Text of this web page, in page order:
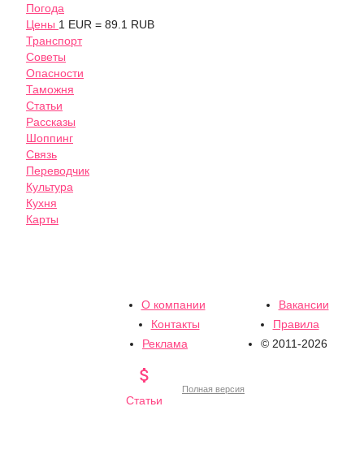
Погода
Цены 1 EUR = 89.1 RUB
Транспорт
Советы
Опасности
Таможня
Статьи
Рассказы
Шоппинг
Связь
Переводчик
Культура
Кухня
Карты
О компании
Вакансии
Контакты
Правила
Реклама
© 2011-2026

Статьи
Полная версия